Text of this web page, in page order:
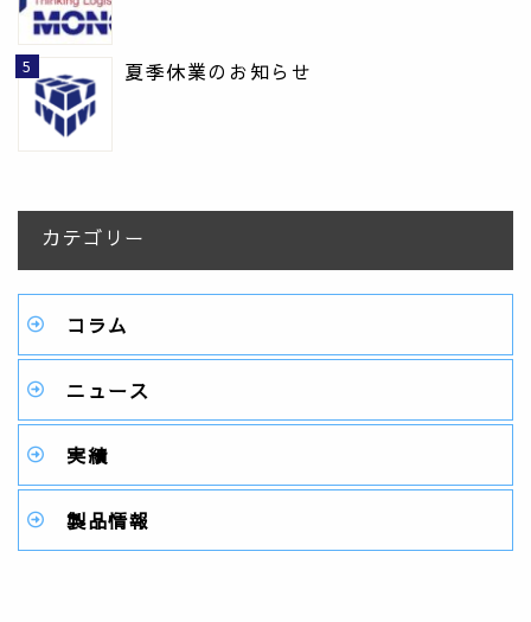
夏季休業のお知らせ
カテゴリー
コラム
ニュース
実績
製品情報